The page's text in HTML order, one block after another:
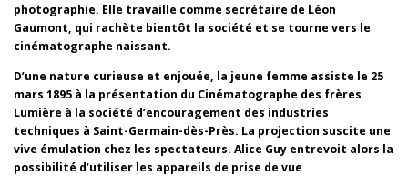
photographie. Elle travaille comme secrétaire de Léon
Gaumont, qui rachète bientôt la société et se tourne vers le
cinématographe naissant.
D’une nature curieuse et enjouée, la jeune femme assiste le 25
mars 1895 à la présentation du Cinématographe des frères
Lumière à la société d’encouragement des industries
techniques à Saint-Germain-dès-Près. La projection suscite une
vive émulation chez les spectateurs. Alice Guy entrevoit alors la
possibilité d’utiliser les appareils de prise de vue